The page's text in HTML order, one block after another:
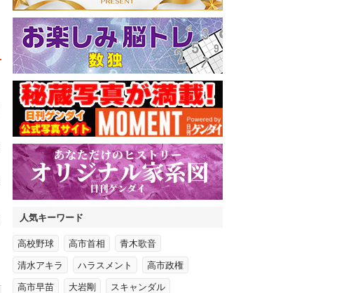
人気キーワード
高校野球 高市首相 青木歌音
清水アキラ ハラスメント 高市政権
高市早苗 大岩剛 スキャンダル